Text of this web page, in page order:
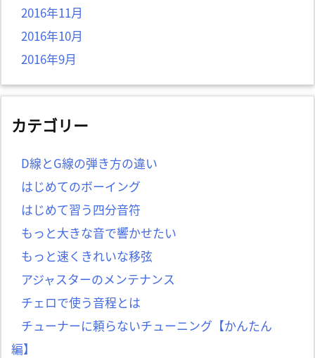
2016年11月
2016年10月
2016年9月
カテゴリー
D線とG線の弾き方の違い
はじめてのボーイング
はじめて習う四分音符
もっと大きな音で響かせたい
もっと速くきれいな移弦
アジャスターのメンテナンス
チェロで使う音程とは
チューナーに頼らないチューニング【かんたん
編】